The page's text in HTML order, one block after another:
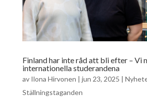
Finland har inte råd att bli efter – Vi
internationella studerandena
av Ilona Hirvonen | jun 23, 2025 |
Ställningstaganden